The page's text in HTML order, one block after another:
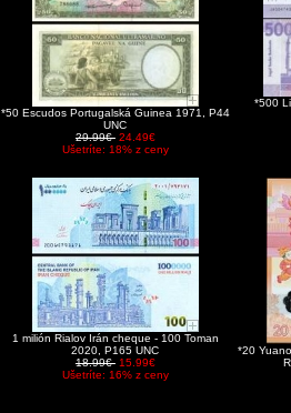
*50 Escudos Portugalská Guinea 1971, P44
UNC
29.99€ 24.49€
Ušetríte: 18% z ceny
*500
1 milión Rialov Irán cheque - 100 Toman
2020, P165 UNC
18.99€ 15.99€
Ušetríte: 16% z ceny
*20